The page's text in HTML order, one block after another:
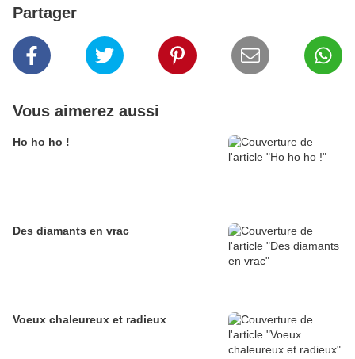
Partager
Vous aimerez aussi
Ho ho ho !
Des diamants en vrac
Voeux chaleureux et radieux